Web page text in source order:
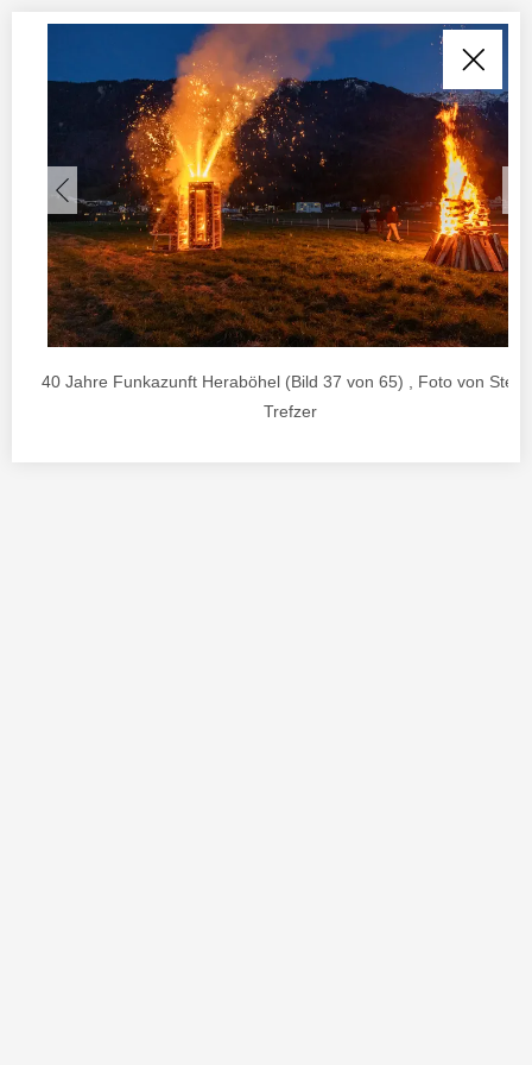
40 Jahre Funkazunft Heraböhel (Bild 37 von 65) , Foto von
Trefzer